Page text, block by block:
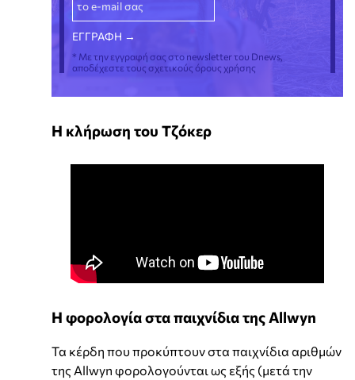
* Με την εγγραφή σας στο newsletter του Dnews,
αποδέχεστε τους σχετικούς όρους χρήσης
Η κλήρωση του Τζόκερ
Η φορολογία στα παιχνίδια της Allwyn
Τα κέρδη που προκύπτουν στα παιχνίδια αριθμών
της Allwyn φορολογούνται ως εξής (μετά την